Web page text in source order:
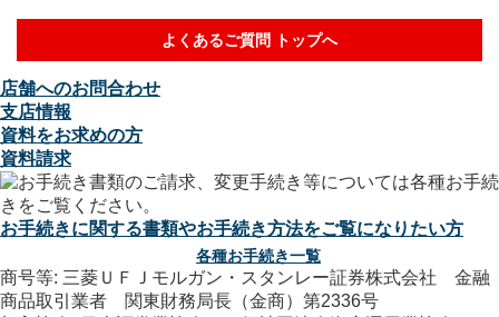
よくあるご質問 トップへ
店舗へのお問合わせ
支店情報
資料をお求めの方
資料請求
お手続きに関する書類やお手続き方法をご覧になりたい方
各種お手続き一覧
商号等: 三菱ＵＦＪモルガン・スタンレー証券株式会社 金融
商品取引業者 関東財務局長（金商）第2336号